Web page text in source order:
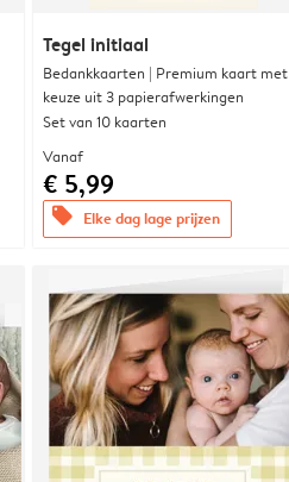
Tegel initiaal
Bedankkaarten | Premium kaart met
keuze uit 3 papierafwerkingen
Set van 10 kaarten
Vanaf
€ 5,99
offers Elke dag lage prijzen